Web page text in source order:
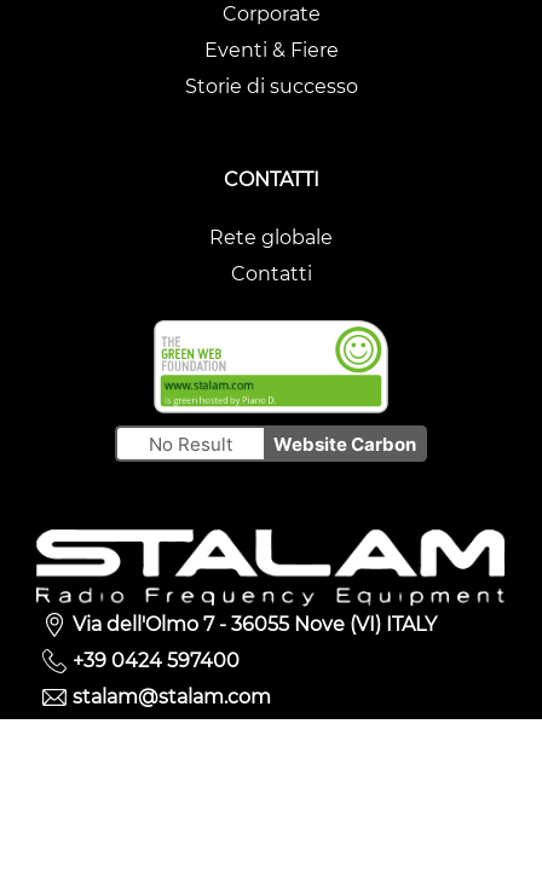
Corporate
Eventi & Fiere
Storie di successo
CONTATTI
Rete globale
Contatti
No Result Website Carbon
Via dell'Olmo 7 - 36055 Nove (VI) ITALY
+39 0424 597400
stalam@stalam.com